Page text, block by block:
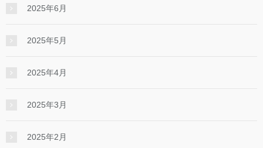
2025年6月
2025年5月
2025年4月
2025年3月
2025年2月